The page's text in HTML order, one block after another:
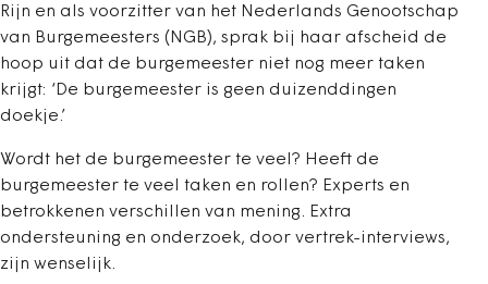
Rijn en als voorzitter van het Nederlands Genootschap
van Burgemeesters (NGB), sprak bij haar afscheid de
hoop uit dat de burgemeester niet nog meer taken
krijgt: ‘De burgemeester is geen duizenddingen
doekje.’
Wordt het de burgemeester te veel? Heeft de
burgemeester te veel taken en rollen? Experts en
betrokkenen verschillen van mening. Extra
ondersteuning en onderzoek, door vertrek-interviews,
zijn wenselijk.